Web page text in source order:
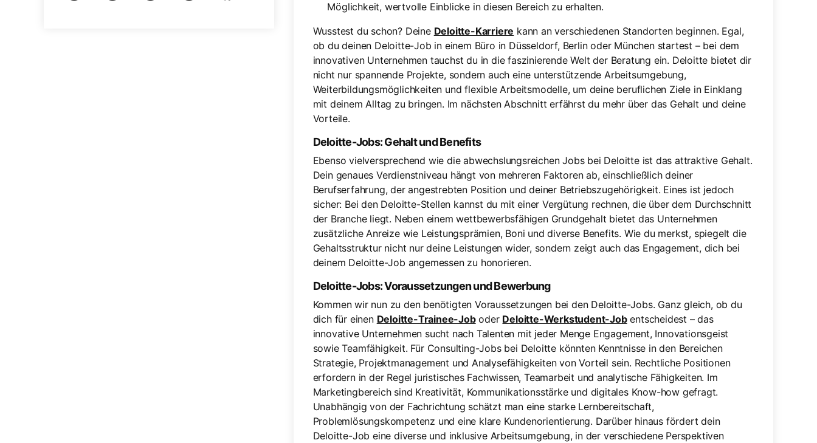
Möglichkeit, wertvolle Einblicke in diesen Bereich zu erhalten.
Wusstest du schon? Deine Deloitte-Karriere kann an verschiedenen Standorten beginnen. Egal,
ob du deinen Deloitte-Job in einem Büro in Düsseldorf, Berlin oder München startest – bei dem
innovativen Unternehmen tauchst du in die faszinierende Welt der Beratung ein. Deloitte bietet dir
nicht nur spannende Projekte, sondern auch eine unterstützende Arbeitsumgebung,
Weiterbildungsmöglichkeiten und flexible Arbeitsmodelle, um deine beruflichen Ziele in Einklang
mit deinem Alltag zu bringen. Im nächsten Abschnitt erfährst du mehr über das Gehalt und deine
Vorteile.
Deloitte-Jobs: Gehalt und Benefits
Ebenso vielversprechend wie die abwechslungsreichen Jobs bei Deloitte ist das attraktive Gehalt.
Dein genaues Verdienstniveau hängt von mehreren Faktoren ab, einschließlich deiner
Berufserfahrung, der angestrebten Position und deiner Betriebszugehörigkeit. Eines ist jedoch
sicher: Bei den Deloitte-Stellen kannst du mit einer Vergütung rechnen, die über dem Durchschnitt
der Branche liegt. Neben einem wettbewerbsfähigen Grundgehalt bietet das Unternehmen
zusätzliche Anreize wie Leistungsprämien, Boni und diverse Benefits. Wie du merkst, spiegelt die
Gehaltsstruktur nicht nur deine Leistungen wider, sondern zeigt auch das Engagement, dich bei
deinem Deloitte-Job angemessen zu honorieren.
Deloitte-Jobs: Voraussetzungen und Bewerbung
Kommen wir nun zu den benötigten Voraussetzungen bei den Deloitte-Jobs. Ganz gleich, ob du
dich für einen Deloitte-Trainee-Joboder Deloitte-Werkstudent-Jobentscheidest – das
innovative Unternehmen sucht nach Talenten mit jeder Menge Engagement, Innovationsgeist
sowie Teamfähigkeit. Für Consulting-Jobs bei Deloitte könnten Kenntnisse in den Bereichen
Strategie, Projektmanagement und Analysefähigkeiten von Vorteil sein. Rechtliche Positionen
erfordern in der Regel juristisches Fachwissen, Teamarbeit und analytische Fähigkeiten. Im
Marketingbereich sind Kreativität, Kommunikationsstärke und digitales Know-how gefragt.
Unabhängig von der Fachrichtung schätzt man eine starke Lernbereitschaft,
Problemlösungskompetenz und eine klare Kundenorientierung. Darüber hinaus fördert dein
Deloitte-Job eine diverse und inklusive Arbeitsumgebung, in der verschiedene Perspektiven